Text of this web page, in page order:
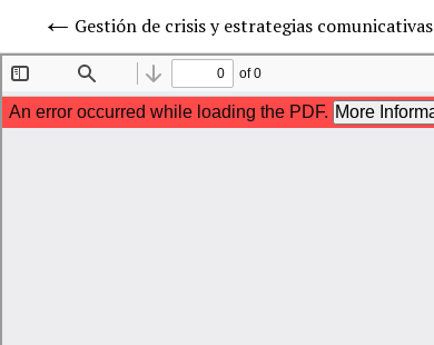
Gestión de crisis y estrategias